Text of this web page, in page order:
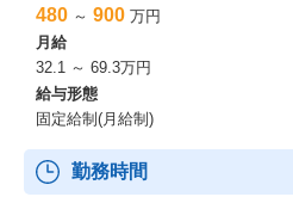
480 ～ 900 万円
月給
32.1 ～ 69.3万円
給与形態
固定給制(月給制)
勤務時間